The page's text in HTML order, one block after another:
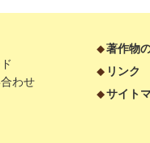
わせ
著作物
リンク
サイト